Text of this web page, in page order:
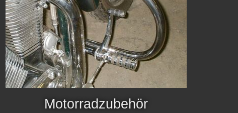
Motorradzubehör